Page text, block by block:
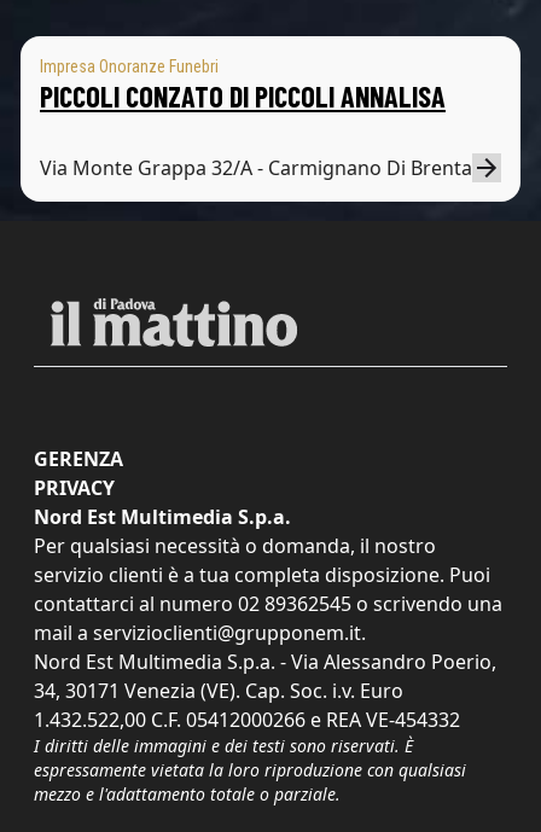
Impresa Onoranze Funebri
PICCOLI CONZATO DI PICCOLI ANNALISA
Via Monte Grappa 32/A - Carmignano Di Brenta
GERENZA
PRIVACY
Nord Est Multimedia S.p.a.
Per qualsiasi necessità o domanda, il nostro
servizio clienti è a tua completa disposizione. Puoi
contattarci al numero 02 89362545 o scrivendo una
mail a servizioclienti@grupponem.it.
Nord Est Multimedia S.p.a. - Via Alessandro Poerio,
34, 30171 Venezia (VE). Cap. Soc. i.v. Euro
1.432.522,00 C.F. 05412000266 e REA VE-454332
I diritti delle immagini e dei testi sono riservati. È
espressamente vietata la loro riproduzione con qualsiasi
mezzo e l'adattamento totale o parziale.